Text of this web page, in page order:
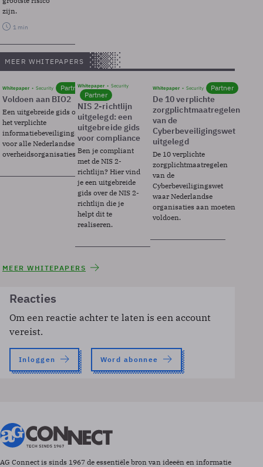
zijn.
1 min
MEER WHITEPAPERS
Whitepaper Security Partner
Voldoen aan BIO2
Een uitgebreide gids over BIO2,
het verplichte
informatiebeveiligingsframework
voor alle Nederlandse
overheidsorganisaties.
Whitepaper Security
Partner
NIS 2-richtlijn
uitgelegd: een
uitgebreide gids
voor compliance
Ben je compliant
met de NIS 2-
richtlijn? Hier vind
je een uitgebreide
gids over de NIS 2-
richtlijn die je
helpt dit te
realiseren.
Whitepaper Security Partner
De 10 verplichte
zorgplichtmaatregelen
van de
Cyberbeveiligingswet
uitgelegd
De 10 verplichte
zorgplichtmaatregelen
van de
Cyberbeveiligingswet
waar Nederlandse
organisaties aan moeten
voldoen.
MEER WHITEPAPERS
Reacties
Om een reactie achter te laten is een account
vereist.
Inloggen Word abonnee
AG Connect is sinds 1967 de essentiële bron van ideeën en informatie